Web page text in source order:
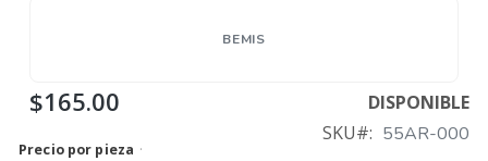
BEMIS
$165.00
DISPONIBLE
SKU
55AR-000
Precio por pieza ·